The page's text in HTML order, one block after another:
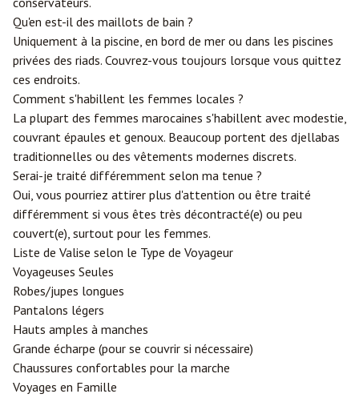
Qu'en est-il des maillots de bain ?
Uniquement à la piscine, en bord de mer ou dans les piscines
privées des riads. Couvrez-vous toujours lorsque vous quittez
ces endroits.
Comment s'habillent les femmes locales ?
La plupart des femmes marocaines s'habillent avec modestie,
couvrant épaules et genoux. Beaucoup portent des djellabas
traditionnelles ou des vêtements modernes discrets.
Serai-je traité différemment selon ma tenue ?
Oui, vous pourriez attirer plus d'attention ou être traité
différemment si vous êtes très décontracté(e) ou peu
couvert(e), surtout pour les femmes.
Liste de Valise selon le Type de Voyageur
Voyageuses Seules
Robes/jupes longues
Pantalons légers
Hauts amples à manches
Grande écharpe (pour se couvrir si nécessaire)
Chaussures confortables pour la marche
Voyages en Famille